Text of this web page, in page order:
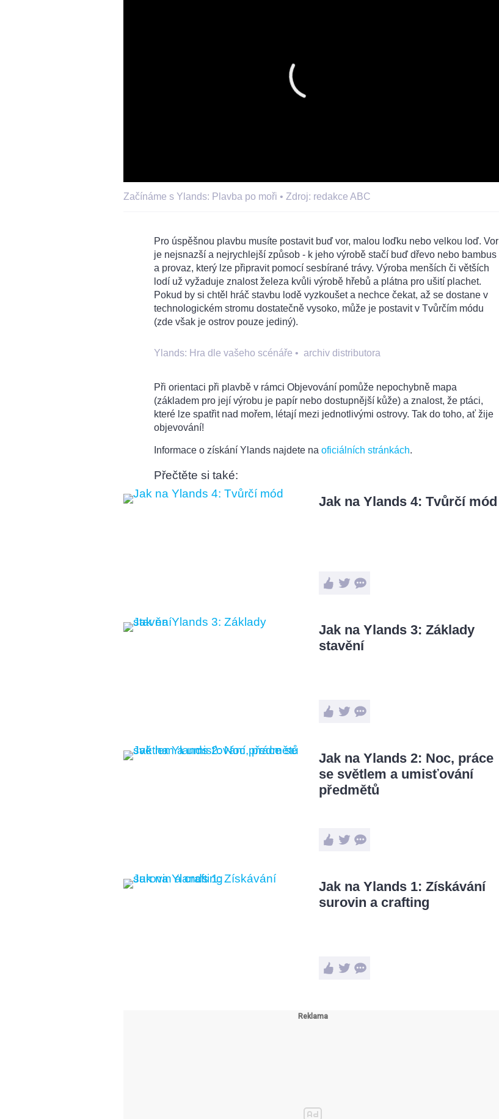
Začínáme s Ylands: Plavba po moři • Zdroj: redakce ABC
Pro úspěšnou plavbu musíte postavit buď vor, malou loďku nebo velkou loď. Vor
je nejsnazší a nejrychlejší způsob - k jeho výrobě stačí buď dřevo nebo bambus
a provaz, který lze připravit pomocí sesbírané trávy. Výroba menších či větších
lodí už vyžaduje znalost železa kvůli výrobě hřebů a plátna pro ušití plachet.
Pokud by si chtěl hráč stavbu lodě vyzkoušet a nechce čekat, až se dostane v
technologickém stromu dostatečně vysoko, může je postavit v Tvůrčím módu
(zde však je ostrov pouze jediný).
Ylands: Hra dle vašeho scénáře • archiv distributora
Při orientaci při plavbě v rámci Objevování pomůže nepochybně mapa
(základem pro její výrobu je papír nebo dostupnější kůže) a znalost, že ptáci,
které lze spatřit nad mořem, létají mezi jednotlivými ostrovy. Tak do toho, ať žije
objevování!
Informace o získání Ylands najdete na oficiálních stránkách.
Přečtěte si také:
Jak na Ylands 4: Tvůrčí mód
Jak na Ylands 3: Základy
stavění
Jak na Ylands 2: Noc, práce
se světlem a umisťování
předmětů
Jak na Ylands 1: Získávání
surovin a crafting